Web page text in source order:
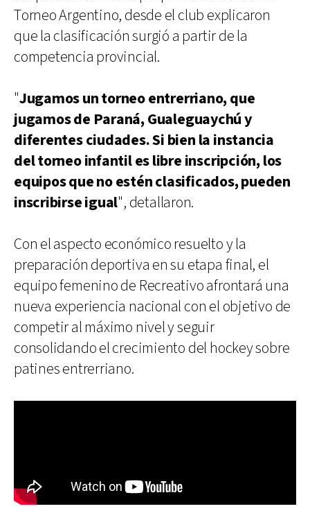
Torneo Argentino, desde el club explicaron
que la clasificación surgió a partir de la
competencia provincial.
"Jugamos un torneo entrerriano, que
jugamos de Paraná, Gualeguaychú y
diferentes ciudades. Si bien la instancia
del torneo infantil es libre inscripción, los
equipos que no estén clasificados, pueden
inscribirse igual", detallaron.
Con el aspecto económico resuelto y la
preparación deportiva en su etapa final, el
equipo femenino de Recreativo afrontará una
nueva experiencia nacional con el objetivo de
competir al máximo nivel y seguir
consolidando el crecimiento del hockey sobre
patines entrerriano.